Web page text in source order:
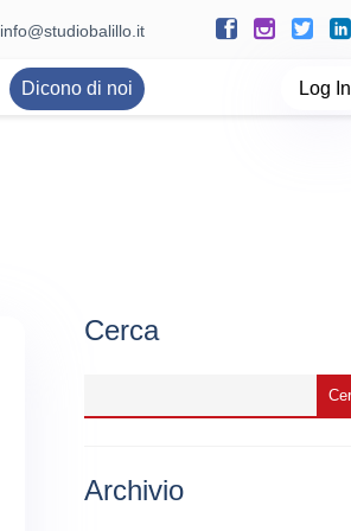
info@studiobalillo.it
Dicono di noi Log In
Cerca
Archivio